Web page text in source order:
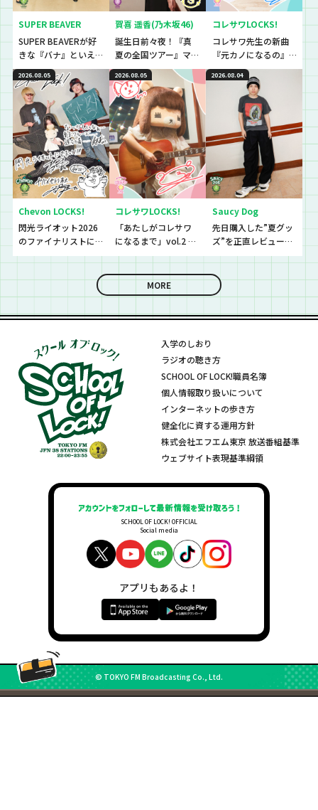
SUPER BEAVER
SUPER BEAVERが好
きな『バナ』といえ
ば〜？『恋バナ』だ
ぁぁぁ！！！今回は
生徒と、恋バナ逆
電！！！！
賀喜 遥香(乃木坂46)
誕生日前々夜！『真
夏の全国ツアー』マ
ストアイテムと
は！？
コレサワLOCKS!
コレサワ先生の新曲
『元カノになるの』
初解禁！！！！！
2026.08.05
Chevon LOCKS!
閃光ライオット2026
のファイナリストに
思わず「なんであん
らに今夜は『セット
リストNo.5』の授
2026.08.05
コレサワLOCKS!
「あたしがコレサワ
になるまで」vol.2 開
催！！
2026.08.04
Saucy Dog
先日購入した”夏グッ
ズ”を正直レビューし
ていきました！
MORE
入学のしおり
ラジオの聴き方
SCHOOL OF LOCK!職員名簿
個人情報取り扱いについて
インターネットの歩き方
健全化に資する運用方針
株式会社エフエム東京 放送番組基準
ウェブサイト表現基準綱領
SCHOOL OF LOCK! OFFICIAL
Social media
アプリもあるよ！
© TOKYO FM Broadcasting Co., Ltd.